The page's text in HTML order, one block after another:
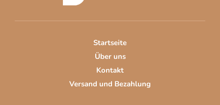
Startseite
Über uns
Kontakt
Versand und Bezahlung